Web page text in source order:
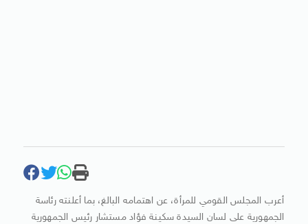
أعرب المجلس القومي للمرأة، عن اهتمامه البالغ، بما أعلنته رئاسة
الجمهورية على لسان السيدة سكينة فؤاد مستشار رئيس الجمهورية